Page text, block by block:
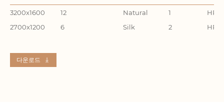
3200x1600 12 Natural 1
2700x1200
6 Silk 2
다운로드